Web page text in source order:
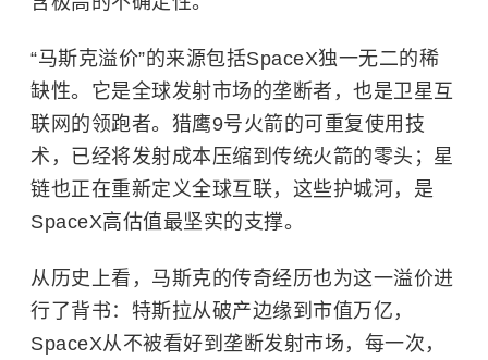
“马斯克溢价”的来源包括SpaceX独一无二的稀
缺性。它是全球发射市场的垄断者，也是卫星互
联网的领跑者。猎鹰9号火箭的可重复使用技
术，已经将发射成本压缩到传统火箭的零头；星
链也正在重新定义全球互联，这些护城河，是
SpaceX高估值最坚实的支撑。
从历史上看，马斯克的传奇经历也为这一溢价进
行了背书：特斯拉从破产边缘到市值万亿，
SpaceX从不被看好到垄断发射市场，每一次，